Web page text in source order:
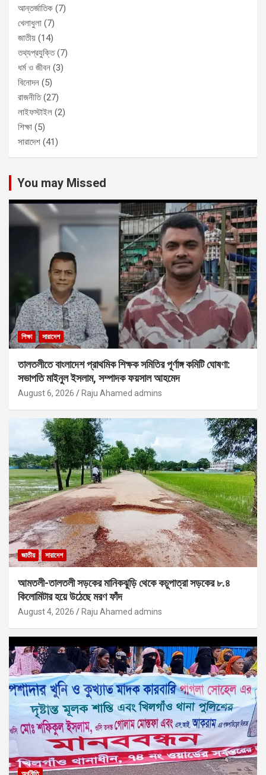
আন্তর্জাতিক (7)
খেলাধুলা (7)
জাতীয় (14)
তথ্যপ্রযুক্তি(7)
ধর্ম ও জীবন (3)
বিনোদন (5)
রাজনীতি(27)
লাইফস্টাইল (2)
শিক্ষা (5)
সারাদেশ (41)
You may Missed
শিক্ষা সারাদেশ
তালতলীতে বাংলাদেশ প্রাথমিক শিক্ষক সমিতির পূর্ণাঙ্গ কমিটি ঘোষণা:
সভাপতি মাইনুল ইসলাম, সম্পাদক ফয়সাল আহমেদ
August 6, 2026 Raju Ahamed admins
জাতীয় সারাদেশ
আমতলী-তালতলী সড়কের মানিকঝুড়ি থেকে কচুপাত্রা সড়কের ৮.৪
কিলোমিটার হয়ে উঠেছে মরণ ফাঁদ
August 4, 2026 Raju Ahamed admins